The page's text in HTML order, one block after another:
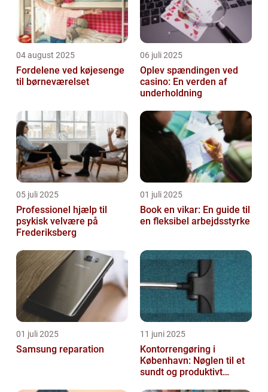
04 august 2025
Fordelene ved køjesenge
til børneværelset
06 juli 2025
Oplev spændingen ved
casino: En verden af
underholdning
05 juli 2025
Professionel hjælp til
psykisk velvære på
Frederiksberg
01 juli 2025
Book en vikar: En guide til
en fleksibel arbejdsstyrke
01 juli 2025
Samsung reparation
11 juni 2025
Kontorrengøring i
København: Nøglen til et
sundt og produktivt